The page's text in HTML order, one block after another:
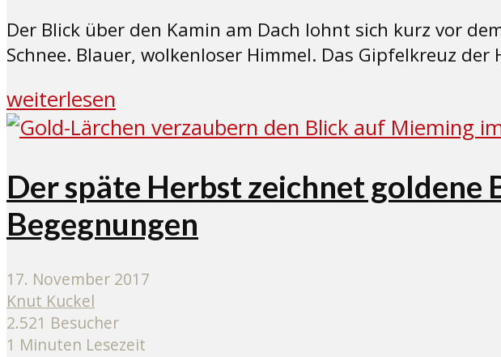
Der Blick über den Kamin am Dach lohnt sich kurz vor
Schnee. Blauer, wolkenloser Himmel. Das Gipfelkreuz
weiterlesen
Der späte Herbst zeichnet
Begegnungen
17. November 2017
Knut Kuckel
2.521 Besucher
1 Minuten Lesezeit